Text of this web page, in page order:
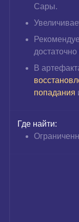
Сары.
достаточно
В
попадания
Где найти: